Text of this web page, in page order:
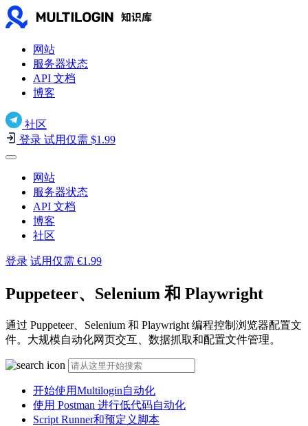
网站
服务器状态
API 文档
博客
社区
登录 试用仅需 $1.99
网站
服务器状态
API 文档
博客
社区
登录 试用仅需 €1.99
Puppeteer、Selenium 和 Playwright
通过 Puppeteer、Selenium 和 Playwright 编程控制浏览器配置文
件。大规模自动化网页交互、数据抓取和配置文件管理。
开始使用Multilogin自动化
使用 Postman 进行低代码自动化
Script Runner和预定义脚本